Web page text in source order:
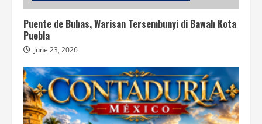
Puente de Bubas, Warisan Tersembunyi di Bawah Kota
Puebla
June 23, 2026